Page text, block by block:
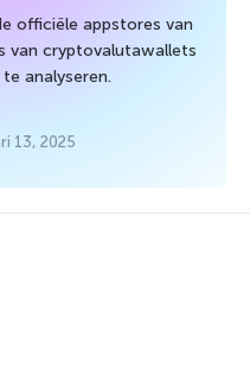
officiële appstores van
van cryptovalutawallets
analyseren.
13, 2025